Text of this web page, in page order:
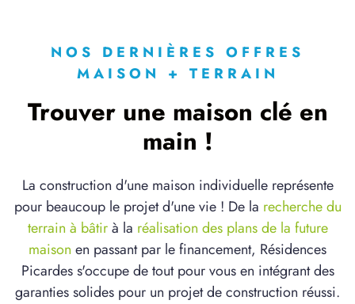
NOS DERNIÈRES OFFRES
MAISON + TERRAIN
Trouver une maison clé en
main !
La construction d'une maison individuelle représente
pour beaucoup le projet d'une vie ! De la recherche du
terrain à bâtirà la réalisation des plans de la future
maison en passant par le financement, Résidences
Picardes s'occupe de tout pour vous en intégrant des
garanties solides pour un projet de construction réussi.